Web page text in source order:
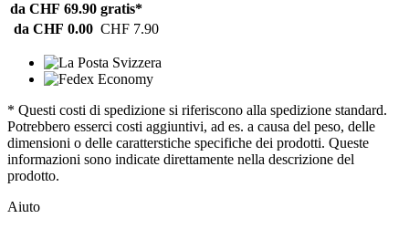
da CHF 69.90 gratis*
da CHF 0.00 CHF 7.90
* Questi costi di spedizione si riferiscono alla spedizione standard.
Potrebbero esserci costi aggiuntivi, ad es. a causa del peso, delle
dimensioni o delle caratterstiche specifiche dei prodotti. Queste
informazioni sono indicate direttamente nella descrizione del
prodotto.
Aiuto